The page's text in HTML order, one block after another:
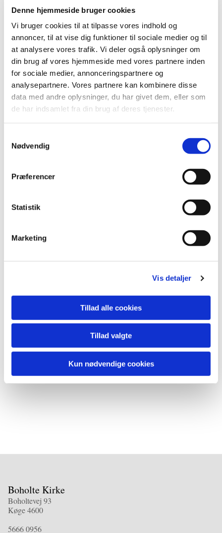
Denne hjemmeside bruger cookies
Vi bruger cookies til at tilpasse vores indhold og
annoncer, til at vise dig funktioner til sociale medier og til
at analysere vores trafik. Vi deler også oplysninger om
din brug af vores hjemmeside med vores partnere inden
for sociale medier, annonceringspartnere og
analysepartnere. Vores partnere kan kombinere disse
data med andre oplysninger, du har givet dem, eller som
de har indsamlet fra din brug af deres tjenester.
Nødvendig
Præferencer
Statistik
Marketing
Vis detaljer
Tillad alle cookies
Tillad valgte
Kun nødvendige cookies
50 kr.
Solokoncert med Nikolaj. To afdelinger. I pausen
serveres vin, sodavand og snacks. Stor kirke.
Entre kr. 50,00
Du vil måske også kunne
Boholte Kirke
Boholtevej 93
Køge 4600
5666 0956